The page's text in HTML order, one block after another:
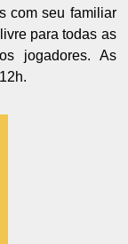
com seu familiar
para todas as
jogadores. As